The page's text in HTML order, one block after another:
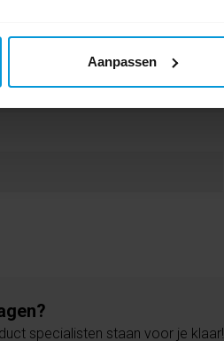
Aanpassen
specialisten staan voor je klaar!